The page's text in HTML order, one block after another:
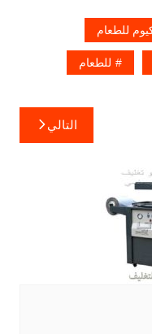
للطعام
للطعام
التالي